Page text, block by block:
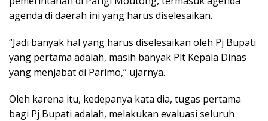
agenda di daerah ini yang harus diselesaikan.
“Jadi banyak hal yang harus diselesaikan oleh Pj Bupati
yang pertama adalah, masih banyak Plt Kepala Dinas
yang menjabat di Parimo,” ujarnya.
Oleh karena itu, kedepanya kata dia, tugas pertama
bagi Pj Bupati adalah, melakukan evaluasi seluruh